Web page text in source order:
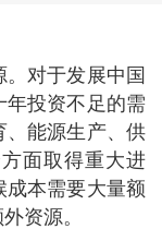
对于发展中国
年投资不足的需
能源生产、供
面取得重大进
本需要大量额
资源。